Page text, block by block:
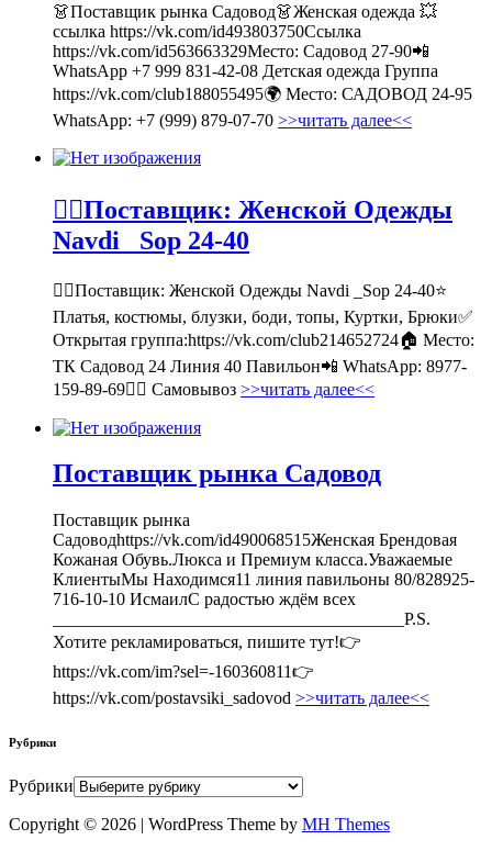
👗Поставщик рынка Садовод👗Женская одежда 💥
ссылка https://vk.com/id493803750Ссылка
https://vk.com/id563663329Место: Садовод 27-90📲
WhatsApp +7 999 831-42-08 Детская одежда Группа
https://vk.com/club188055495🌍 Место: САДОВОД 24-95
WhatsApp: +7 (999) 879-07-70 >>читать далее<<
💁‍♂Поставщик: Женской Одежды
Navdi _Sop 24-40
💁‍♂Поставщик: Женской Одежды Navdi _Sop 24-40⭐
Платья, костюмы, блузки, боди, топы, Куртки, Брюки✅
Открытая группа:https://vk.com/club214652724🏠 Место:
ТК Садовод 24 Линия 40 Павильон📲 WhatsApp: 8977-
159-89-69🚶‍♀ Самовывоз >>читать далее<<
Поставщик рынка Садовод
Поставщик рынка
Садоводhttps://vk.com/id490068515Женская Брендовая
Кожаная Обувь.Люкса и Премиум класса.Уважаемые
КлиентыМы Находимся11 линия павильоны 80/828925-
716-10-10 ИсмаилС радостью ждём всех
________________________________________P.S.
Хотите рекламироваться, пишите тут!👉
https://vk.com/im?sel=-160360811👉
https://vk.com/postavsiki_sadovod >>читать далее<<
Рубрики
Рубрики
Copyright © 2026 | WordPress Theme by MH Themes